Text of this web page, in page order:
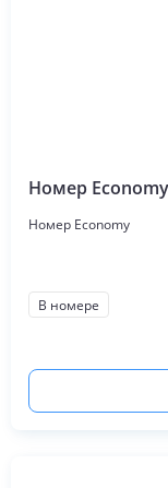
Номер Economy
Номер Economy
В номере